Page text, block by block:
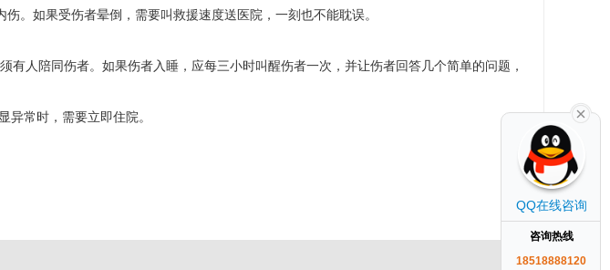
。如果受伤者晕倒，需要叫救援速度送医院，一刻也不能耽误。
有人陪同伤者。如果伤者入睡，应每三小时叫醒伤者一次，并让伤者回答几个简单的问题，
异常时，需要立即住院。
QQ在线咨询
咨询热线
18518888120